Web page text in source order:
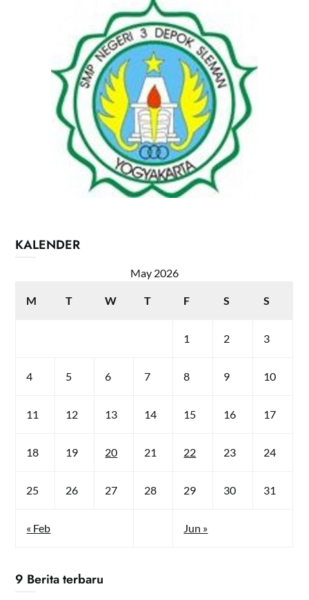
KALENDER
May 2026
M T W T F S S
« Feb Jun »
1 2 3
4 5 6 7 8 9 10
11 12 13 14 15 16 17
18 19 20 21 22 23 24
25 26 27 28 29 30 31
9 Berita terbaru